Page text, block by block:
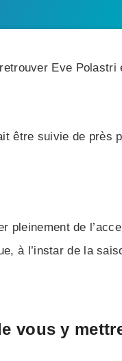
Eve
être suivie de près
pleinement de
à l’instar de la
vous y